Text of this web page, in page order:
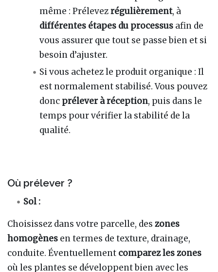
même : Prélevezrégulièrement, à
différentes étapes du processus afin de
vous assurer que tout se passe bien et si
besoin d’ajuster.
Si vous achetez le produit organique : Il
est normalement stabilisé. Vous pouvez
donc prélever à réception, puis dans le
temps pour vérifier la stabilité de la
qualité.
Où prélever ?
Sol :
Choisissez dans votre parcelle, des zones
homogènes en termes de texture, drainage,
conduite. Éventuellement comparez les zones
où les plantes se développent bien avec les